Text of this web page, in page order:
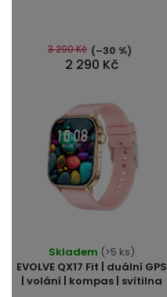
5
hvězdiček.
2 290 Kč
3 290 Kč (–30 %)
EVOLVE QX17 Fit | duální GPS
| volání | kompas | svítilna
Skladem (>5 ks)